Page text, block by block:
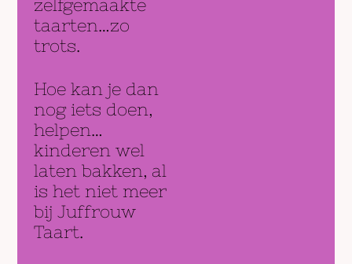
zelfgemaakte
taarten…zo
trots.
Hoe kan je dan
nog iets doen,
helpen…
kinderen wel
laten bakken, al
is het niet meer
bij Juffrouw
Taart.